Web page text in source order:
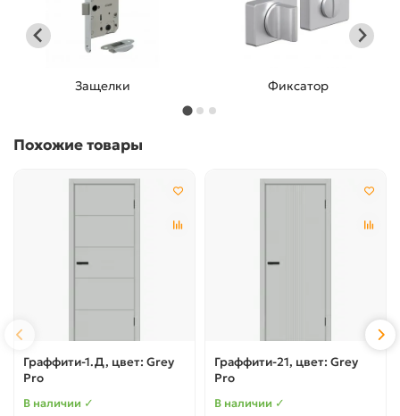
Защелки Фиксатор
Похожие товары
Граффити-1.Д, цвет: Grey
Pro
В наличии ✓
Граффити-21, цвет: Grey
Pro
В наличии ✓